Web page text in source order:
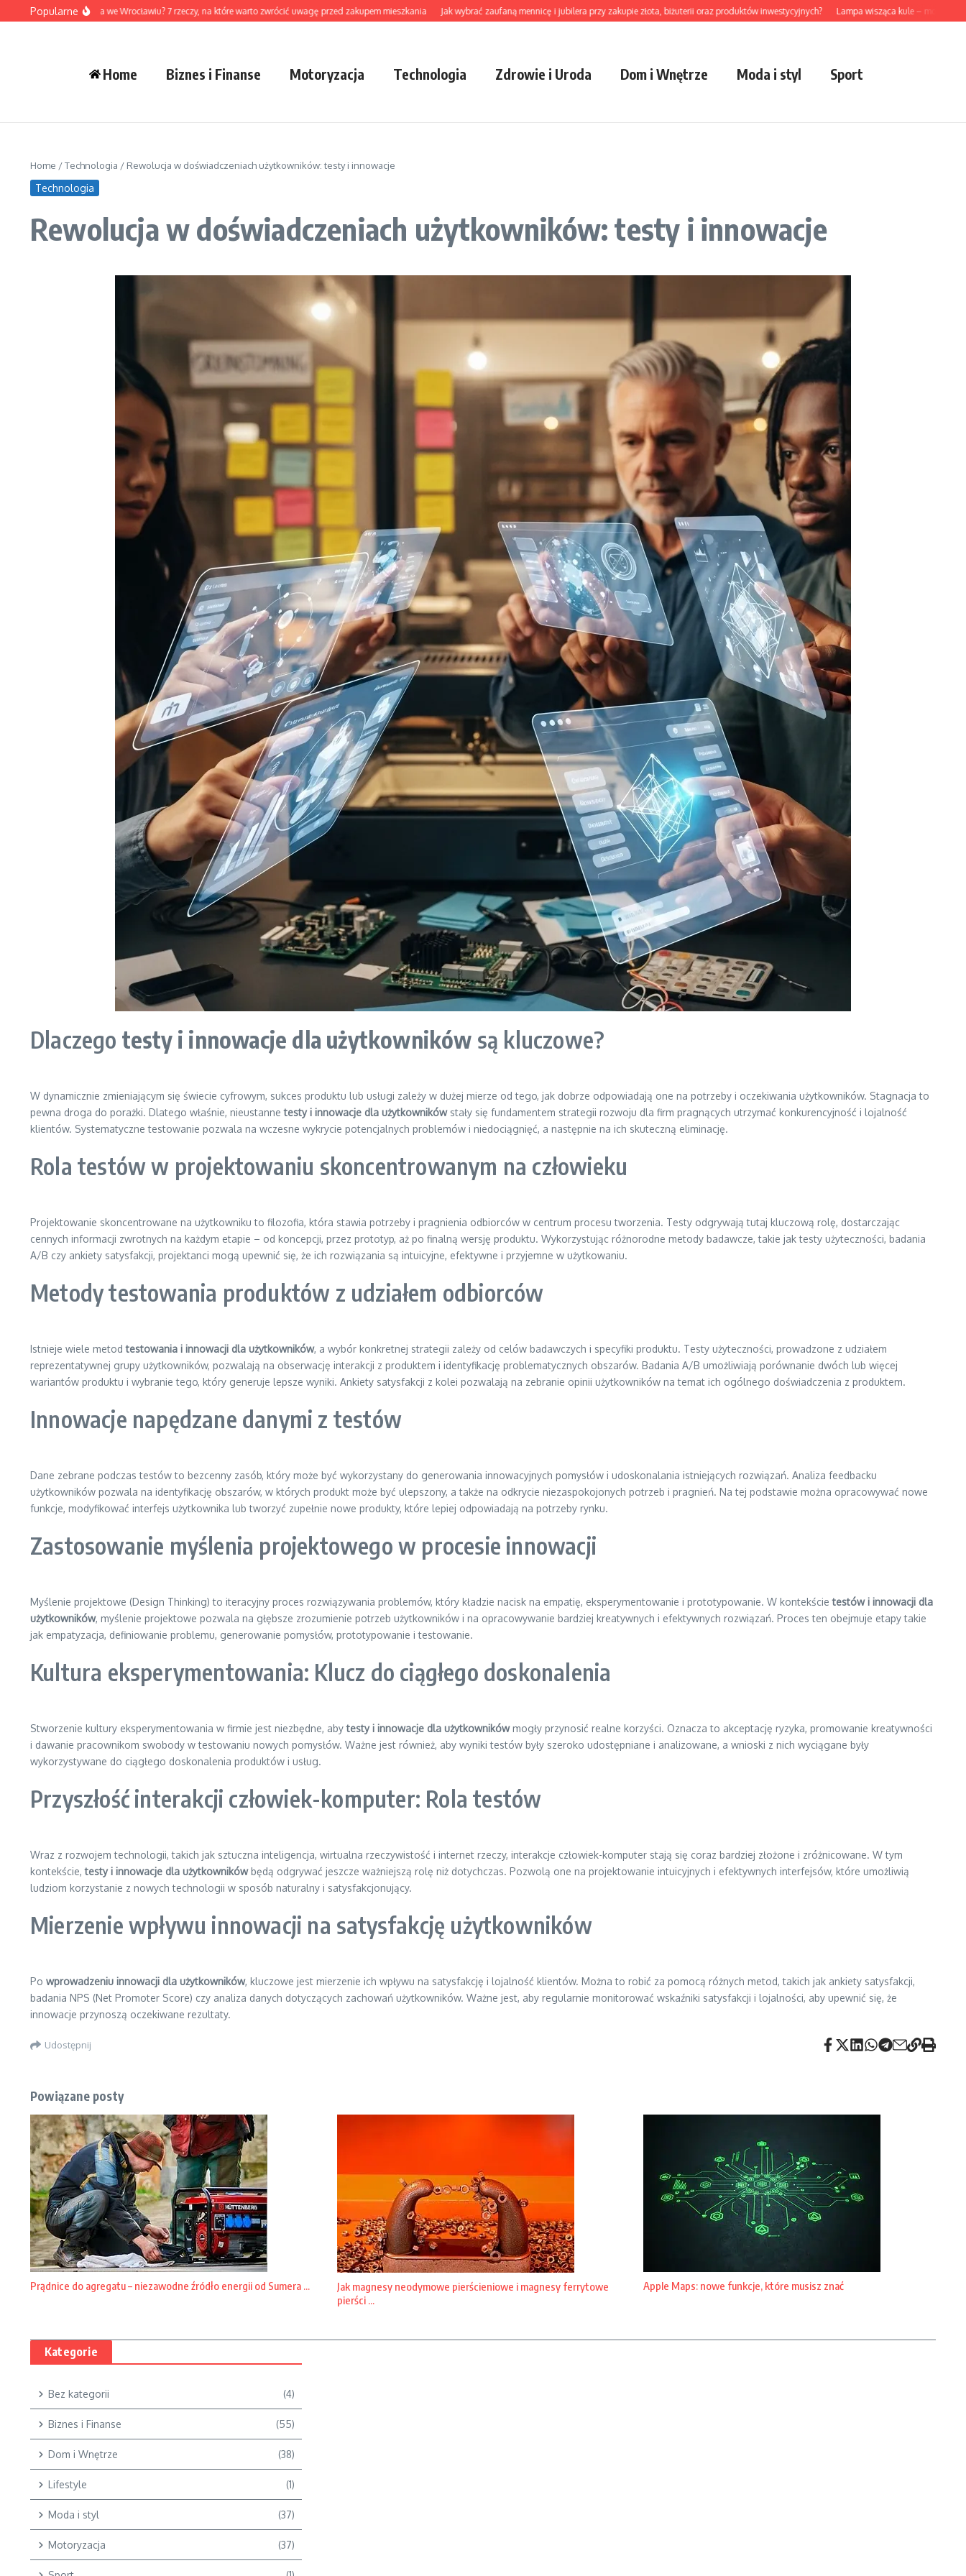
Przejdź do treści
Popularne
dewelopera we Wrocławiu? 7 rzeczy, na które warto zwrócić uwagę przed zakupem mieszkania Jak wybrać zaufaną mennicę i jubilera przy zakupie złota, biżuterii oraz produktów inwestycyjnych? Lampa wisząca kule – modny akcent do
Home Biznes i Finanse Motoryzacja Technologia Zdrowie i Uroda Dom i Wnętrze Moda i styl Sport
Home /Technologia / Rewolucja w doświadczeniach użytkowników: testy i innowacje
Technologia
Rewolucja w doświadczeniach użytkowników: testy i innowacje
Dlaczego testy i innowacje dla użytkowników są kluczowe?
W dynamicznie zmieniającym się świecie cyfrowym, sukces produktu lub usługi zależy w dużej mierze od tego, jak dobrze odpowiadają one na potrzeby i oczekiwania użytkowników. Stagnacja to
pewna droga do porażki. Dlatego właśnie, nieustannetesty i innowacje dla użytkownikówstały się fundamentem strategii rozwoju dla firm pragnących utrzymać konkurencyjność i lojalność
klientów. Systematyczne testowanie pozwala na wczesne wykrycie potencjalnych problemów i niedociągnięć, a następnie na ich skuteczną eliminację.
Rola testów w projektowaniu skoncentrowanym na człowieku
Projektowanie skoncentrowane na użytkowniku to filozofia, która stawia potrzeby i pragnienia odbiorców w centrum procesu tworzenia. Testy odgrywają tutaj kluczową rolę, dostarczając
cennych informacji zwrotnych na każdym etapie – od koncepcji, przez prototyp, aż po finalną wersję produktu. Wykorzystując różnorodne metody badawcze, takie jak testy użyteczności, badania
A/B czy ankiety satysfakcji, projektanci mogą upewnić się, że ich rozwiązania są intuicyjne, efektywne i przyjemne w użytkowaniu.
Metody testowania produktów z udziałem odbiorców
Istnieje wiele metodtestowania i innowacji dla użytkowników, a wybór konkretnej strategii zależy od celów badawczych i specyfiki produktu. Testy użyteczności, prowadzone z udziałem
reprezentatywnej grupy użytkowników, pozwalają na obserwację interakcji z produktem i identyfikację problematycznych obszarów. Badania A/B umożliwiają porównanie dwóch lub więcej
wariantów produktu i wybranie tego, który generuje lepsze wyniki. Ankiety satysfakcji z kolei pozwalają na zebranie opinii użytkowników na temat ich ogólnego doświadczenia z produktem.
Innowacje napędzane danymi z testów
Dane zebrane podczas testów to bezcenny zasób, który może być wykorzystany do generowania innowacyjnych pomysłów i udoskonalania istniejących rozwiązań. Analiza feedbacku
użytkowników pozwala na identyfikację obszarów, w których produkt może być ulepszony, a także na odkrycie niezaspokojonych potrzeb i pragnień. Na tej podstawie można opracowywać nowe
funkcje, modyfikować interfejs użytkownika lub tworzyć zupełnie nowe produkty, które lepiej odpowiadają na potrzeby rynku.
Zastosowanie myślenia projektowego w procesie innowacji
Myślenie projektowe (Design Thinking) to iteracyjny proces rozwiązywania problemów, który kładzie nacisk na empatię, eksperymentowanie i prototypowanie. W kontekścietestów i innowacji dla
użytkowników, myślenie projektowe pozwala na głębsze zrozumienie potrzeb użytkowników i na opracowywanie bardziej kreatywnych i efektywnych rozwiązań. Proces ten obejmuje etapy takie
jak empatyzacja, definiowanie problemu, generowanie pomysłów, prototypowanie i testowanie.
Kultura eksperymentowania: Klucz do ciągłego doskonalenia
Stworzenie kultury eksperymentowania w firmie jest niezbędne, abytesty i innowacje dla użytkownikówmogły przynosić realne korzyści. Oznacza to akceptację ryzyka, promowanie kreatywności
i dawanie pracownikom swobody w testowaniu nowych pomysłów. Ważne jest również, aby wyniki testów były szeroko udostępniane i analizowane, a wnioski z nich wyciągane były
wykorzystywane do ciągłego doskonalenia produktów i usług.
Przyszłość interakcji człowiek-komputer: Rola testów
Wraz z rozwojem technologii, takich jak sztuczna inteligencja, wirtualna rzeczywistość i internet rzeczy, interakcje człowiek-komputer stają się coraz bardziej złożone i zróżnicowane. W tym
kontekście,testy i innowacje dla użytkownikówbędą odgrywać jeszcze ważniejszą rolę niż dotychczas. Pozwolą one na projektowanie intuicyjnych i efektywnych interfejsów, które umożliwią
ludziom korzystanie z nowych technologii w sposób naturalny i satysfakcjonujący.
Mierzenie wpływu innowacji na satysfakcję użytkowników
Po wprowadzeniu innowacji dla użytkowników, kluczowe jest mierzenie ich wpływu na satysfakcję i lojalność klientów. Można to robić za pomocą różnych metod, takich jak ankiety satysfakcji,
badania NPS (Net Promoter Score) czy analiza danych dotyczących zachowań użytkowników. Ważne jest, aby regularnie monitorować wskaźniki satysfakcji i lojalności, aby upewnić się, że
innowacje przynoszą oczekiwane rezultaty.
Udostępnij
Powiązane posty
Prądnice do agregatu – niezawodne źródło energii od Sumera ...
Jak magnesy neodymowe pierścieniowe i magnesy ferrytowe
pierści ...
Apple Maps: nowe funkcje, które musisz znać
Kategorie
Bez kategorii (4)
Biznes i Finanse (55)
Dom i Wnętrze (38)
Lifestyle (1)
Moda i styl (37)
Motoryzacja (37)